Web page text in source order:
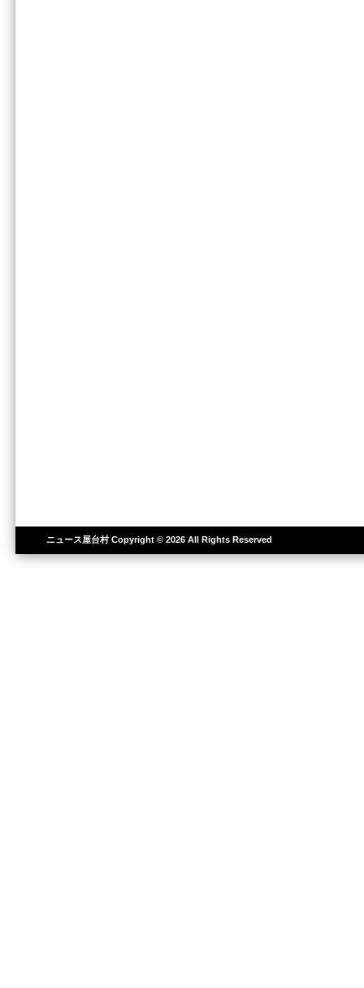
ニュース屋台村Copyright © 2026 All Rights Reserved